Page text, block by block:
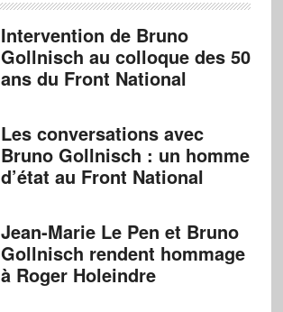
Intervention de Bruno
Gollnisch au colloque des 50
ans du Front National
Les conversations avec
Bruno Gollnisch : un homme
d’état au Front National
Jean-Marie Le Pen et Bruno
Gollnisch rendent hommage
à Roger Holeindre